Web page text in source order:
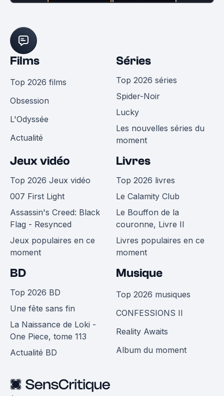
Films
Top 2026 films
Obsession
L'Odyssée
Actualité
Séries
Top 2026 séries
Spider-Noir
Lucky
Les nouvelles séries du
moment
Jeux vidéo
Top 2026 Jeux vidéo
007 First Light
Assassin's Creed: Black
Flag - Resynced
Jeux populaires en ce
moment
Livres
Top 2026 livres
Le Calamity Club
Le Bouffon de la
couronne, Livre II
Livres populaires en ce
moment
BD
Top 2026 BD
Une fête sans fin
La Naissance de Loki -
One Piece, tome 113
Actualité BD
Musique
Top 2026 musiques
CONFESSIONS II
Reality Awaits
Album du moment